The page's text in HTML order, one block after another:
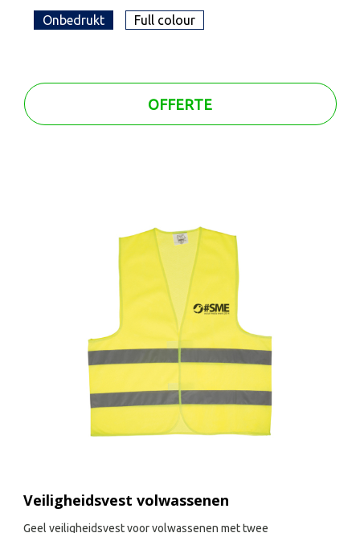
Onbedrukt Full colour
OFFERTE
Veiligheidsvest volwassenen
Geel veiligheidsvest voor volwassenen met twee